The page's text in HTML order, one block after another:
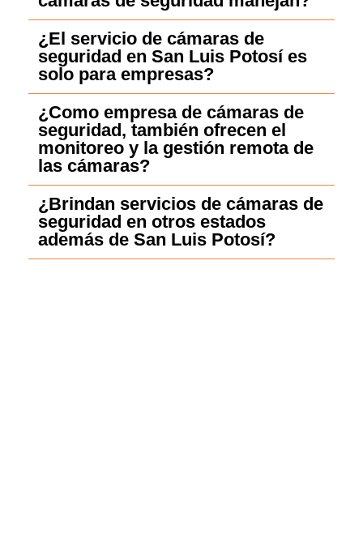
¿El servicio de cámaras de
seguridad en San Luis Potosí es
solo para empresas?
¿Como empresa de cámaras de
seguridad, también ofrecen el
monitoreo y la gestión remota de
las cámaras?
¿Brindan servicios de cámaras de
seguridad en otros estados
además de San Luis Potosí?